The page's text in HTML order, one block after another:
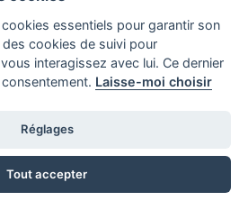
Comment ça marche
Réglementation
essentiels pour garantir son
cookies de suivi pour
interagissez avec lui. Ce dernier
Laisse-moi choisir
Réglages
Tout accepter